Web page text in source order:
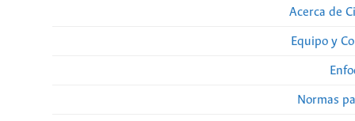
Acerca de
Equipo y
Normas